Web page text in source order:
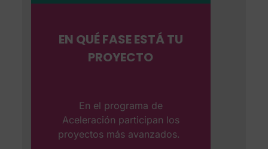
EN QUÉ FASE ESTÁ TU
PROYECTO
En el programa de
Aceleración participan los
proyectos más avanzados.